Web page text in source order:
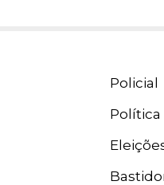
Policial
Política